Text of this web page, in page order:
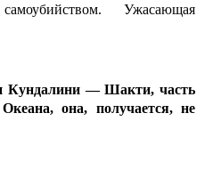
Ужасающая
Кундалини — Шакти, часть
Океана, она, получается, не